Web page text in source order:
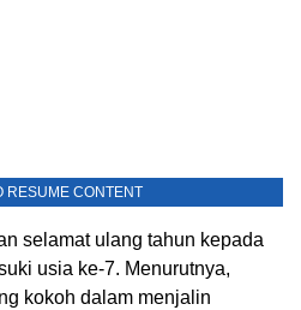
RESUME CONTENT
selamat ulang tahun kepada
usia ke-7. Menurutnya,
kokoh dalam menjalin